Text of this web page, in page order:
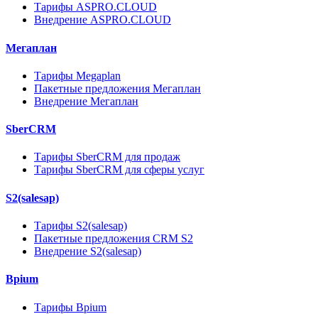
Тарифы ASPRO.CLOUD
Внедрение ASPRO.CLOUD
Мегаплан
Тарифы Megaplan
Пакетные предложения Мегаплан
Внедрение Мегаплан
SberCRM
Тарифы SberCRM для продаж
Тарифы SberCRM для сферы услуг
S2(salesap)
Тарифы S2(salesap)
Пакетные предложения CRM S2
Внедрение S2(salesap)
Bpium
Тарифы Bpium